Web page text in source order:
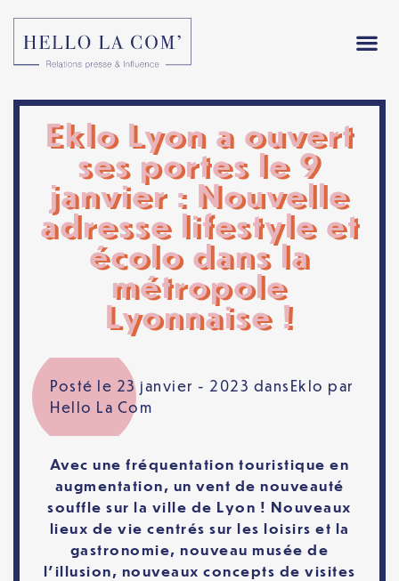
Eklo Lyon a ouvert
ses portes le 9
janvier : Nouvelle
adresse lifestyle et
écolo dans la
métropole
Lyonnaise !
Posté le 23 janvier - 2023 dansEklo par
Hello La Com
Avec une fréquentation touristique en
augmentation, un vent de nouveauté
souffle sur la ville de Lyon ! Nouveaux
lieux de vie centrés sur les loisirs et la
gastronomie, nouveau musée de
l’illusion, nouveaux concepts de visites